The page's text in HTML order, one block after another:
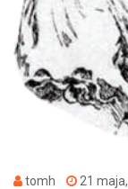
tomh 21